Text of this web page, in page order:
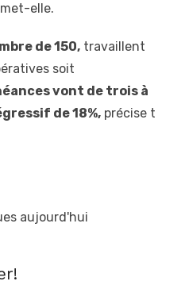
elle.
de 150, travaillent
soit
vont de trois à
de 18%, précise t
aujourd'hui